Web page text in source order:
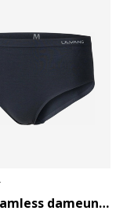
First seamless dameunderbuks